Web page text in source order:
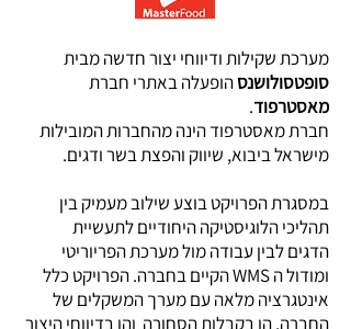
מערכת שקילות ודיווחי יצור חדשה מבית
סופטסולושנסהופעלה באתרי חברת
מאסטרפוד.
חברת מאסטרפוד הינה מהחברות המובילות
מישראל ביבוא, שיווק והפצת בשר ודגים.
במסגרת הפרויקט בוצע שילוב מעמיק בין
תהליכי הלוגיסטיקה היחודיים לתעשיית
הדגים לבין עבודה מול מערכת הפריוריטי
ומודול ה WMS הקיים בחברה. הפרויקט כלל
אינטגרציה מלאה עם מערך המשקלים של
החברה, הן בקבלות הסחורה והן בדיווחי היצור